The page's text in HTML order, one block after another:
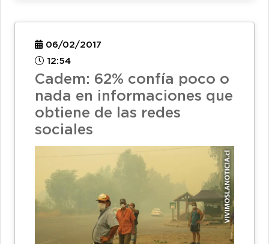
06/02/2017
12:54
Cadem: 62% confía poco o
nada en informaciones que
obtiene de las redes
sociales